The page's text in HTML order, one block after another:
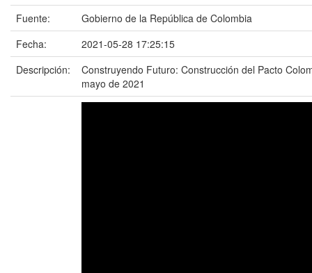
Fuente:
Gobierno de la República de Colombia
Fecha:
2021-05-28 17:25:15
Descripción:
Construyendo Futuro: Construcción del Pacto
mayo de 2021